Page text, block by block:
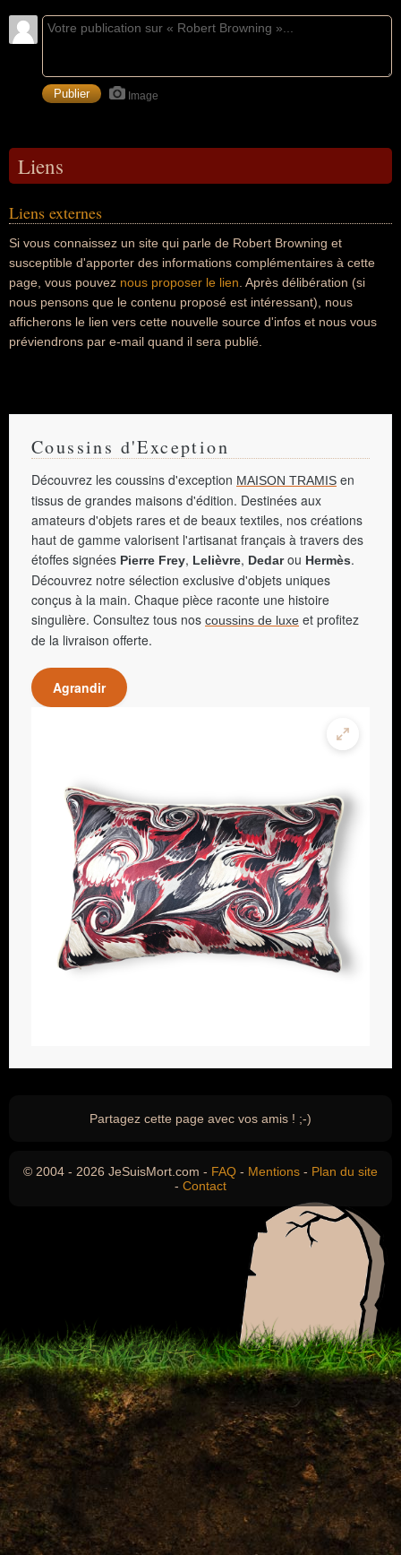
Image
Liens
Liens externes
Si vous connaissez un site qui parle de Robert Browning et
susceptible d'apporter des informations complémentaires à cette
page, vous pouvez nous proposer le lien . Après délibération (si
nous pensons que le contenu proposé est intéressant), nous
afficherons le lien vers cette nouvelle source d'infos et nous vous
préviendrons par e-mail quand il sera publié.
Coussins d'Exception
Découvrez les coussins d'exception MAISON TRAMIS en
tissus de grandes maisons d'édition. Destinées aux
amateurs d'objets rares et de beaux textiles, nos créations
haut de gamme valorisent l'artisanat français à travers des
étoffes signées Pierre Frey, Lelièvre, Dedarou Hermès.
Découvrez notre sélection exclusive d'objets uniques
conçus à la main. Chaque pièce raconte une histoire
singulière. Consultez tous nos coussins de luxe et profitez
de la livraison offerte.
Agrandir
Partagez cette page avec vos amis ! ;-)
© 2004 - 2026 JeSuisMort.com - FAQ - Mentions - Plan du site
- Contact